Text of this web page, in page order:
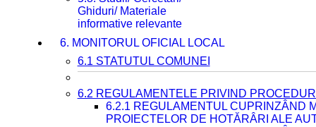
Ghiduri/ Materiale
informative relevante
6. MONITORUL OFICIAL LOCAL
6.1 STATUTUL COMUNEI
6.2 REGULAMENTELE PRIVIND
6.2.1 REGULAMENTUL CUPRINZÂND
PROIECTELOR DE HOTĂRÂRI ALE